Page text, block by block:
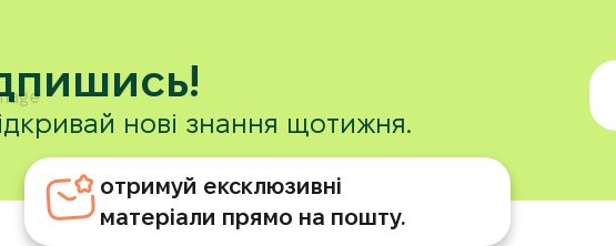
нові знання щотижня.
отримуй ексклюзивні
матеріали прямо на пошту.